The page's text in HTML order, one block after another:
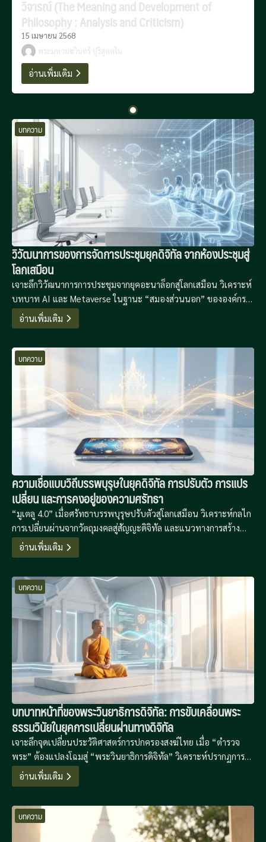
วิจารณ์ (The Meaning and Development of
Philosophy : Analysis and Criticism)
15 เมษายน 2568
พระมหามฆวินทร์ ปุริสุตฺตโม
อ่านเพิ่มเติม
บทความ
วิวัฒนาการของการจัดการประชุมยุคดิจิทัล จากห้องประชุมสู่
โลกเสมือน
เจาะลึกวิวัฒนาการการประชุมจากยุคอะนาล็อกสู่โลกเสมือน วิเคราะห์
บทบาท AI และ Metaverse ในฐานะ “สมองส่วนนอก” ขององค์กร
พร้อมข้อเสนอแนะเชิงกลยุทธ์เพื่อก้าวข้ามความเหนื่อยล้าทางดิจิทัล
และสร้างประสิทธิภาพการทำงานที่ไร้พรมแดน
อ่านเพิ่มเติม
บทความ
ความเชื่อแบบวิถีบรรพบุรุษในยุคดิจิทัล การปรับตัว การแปร
เปลี่ยน และการคงอยู่ของความศรัทธา
“มูเตลู 4.0” เมื่อศรัทธาบรรพบุรุษปรับตัวสู่โลกเสมือน วิเคราะห์กลไก
การเปลี่ยนผ่านจากวัตถุมงคลสู่สัญญะดิจิทัล และแนวทางการสร้าง
ภูมิปัญญาดิจิทัลเพื่อรักษาความมั่นคงทางจิตใจในยุคที่เทคโนโลยีขับ
เคลื่อนความเชื่อ
อ่านเพิ่มเติม
บทความ
บทบาทหน้าที่ของพระวินยาธิการดิจิทัล: การขับเคลื่อนพระ
ธรรมวินัยในยุคการเปลี่ยนผ่านทางดิจิทัล
เจาะลึกจุดเปลี่ยนประวัติศาสตร์การปกครองสงฆ์ไทย เมื่อ “ตำรวจ
พระ” ต้องแปลงโฉมสู่ “พระวินยาธิการดิจิทัล” วิเคราะห์ปรากฏการณ์
“โลกวัชชะดิจิทัล” และโมเดลการจัดการวินัยแบบไฮบริดที่ใช้ AI และ
นิติวิทยาศาสตร์ไซเบอร์มาพิทักษ์พระธรรมวินัยในยุค Metaverse
อ่านเพิ่มเติม
บทความ